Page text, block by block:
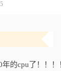
年的cpu了！！